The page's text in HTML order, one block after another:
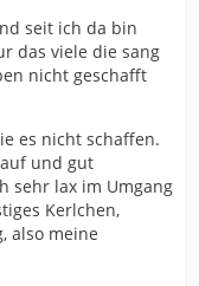
seit ich da bin
das viele die sang
nicht geschafft
es nicht schaffen.
und gut
sehr lax im Umgang
Kerlchen,
also meine